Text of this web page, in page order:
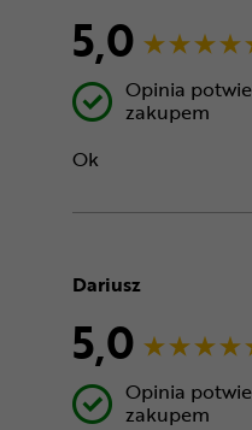
5,0
Opinia
zakupem
Ok
Dariusz
5,0
Opinia
zakupem